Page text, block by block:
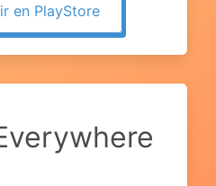
en PlayStore